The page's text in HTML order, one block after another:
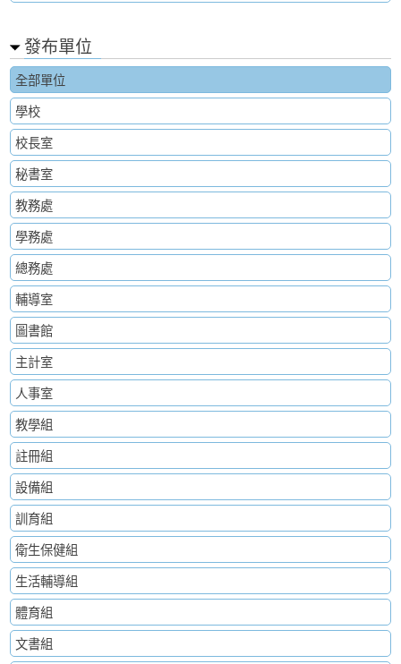
發布單位
全部單位
學校
校長室
秘書室
教務處
學務處
總務處
輔導室
圖書館
主計室
人事室
教學組
註冊組
設備組
訓育組
衛生保健組
生活輔導組
體育組
文書組